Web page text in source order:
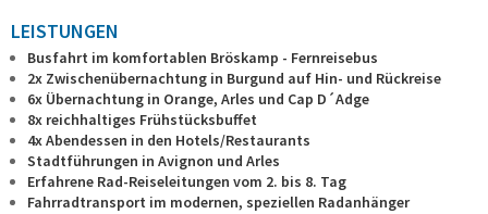
LEISTUNGEN
Busfahrt im komfortablen Bröskamp - Fernreisebus
2x Zwischenübernachtung in Burgund auf Hin- und Rückreise
6x Übernachtung in Orange, Arles und Cap D´Adge
8x reichhaltiges Frühstücksbuffet
4x Abendessen in den Hotels/Restaurants
Stadtführungen in Avignon und Arles
Erfahrene Rad-Reiseleitungen vom 2. bis 8. Tag
Fahrradtransport im modernen, speziellen Radanhänger